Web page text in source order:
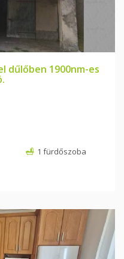
dűlőben 1900nm-es
1 fürdőszoba